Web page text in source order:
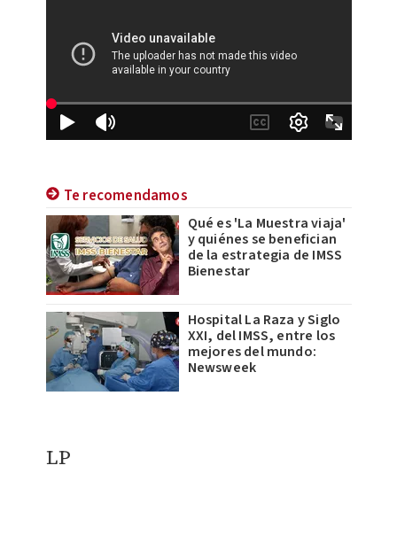
Te recomendamos
Qué es 'La Muestra viaja'
y quiénes se benefician
de la estrategia de IMSS
Bienestar
Hospital La Raza y Siglo
XXI, del IMSS, entre los
mejores del mundo:
Newsweek
LP